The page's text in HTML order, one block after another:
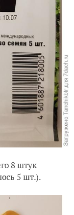
8 штук
5 шт.).